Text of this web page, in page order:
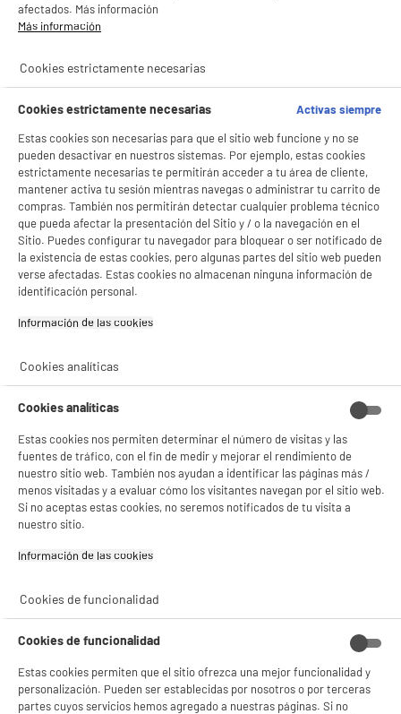
Rechazar todas
BIENVENIDO a ELECTRO
DEPOT
Con el fin de mejorar tu experiencia, y tras tu consentimiento, ELECTRO DEPOT
y sus socios utilizan cookies que procesan tus datos personales para:
- compartir contenido adaptado a tus preferencias
- facilitar el intercambio de contenido en las redes sociales
Consulta la política de cookies.
estadísticas anónimas basadas en tu navegación. Puedes oponerte a su uso
¡Buena visita!
Gestionar cookies
✔ ACEPTAR TODAS
afectados. Más información
Más información
Cookies estrictamente necesarias
Cookies estrictamente necesarias
Activas siempre
Estas cookies son necesarias para que el sitio web funcione y no se
pueden desactivar en nuestros sistemas. Por ejemplo, estas cookies
estrictamente necesarias te permitirán acceder a tu área de cliente,
mantener activa tu sesión mientras navegas o administrar tu carrito de
compras. También nos permitirán detectar cualquier problema técnico
que pueda afectar la presentación del Sitio y / o la navegación en el
Sitio. Puedes configurar tu navegador para bloquear o ser notificado de
la existencia de estas cookies, pero algunas partes del sitio web pueden
verse afectadas. Estas cookies no almacenan ninguna información de
identificación personal.
Información de las cookies‎
Cookies analíticas
Cookies analíticas
Estas cookies nos permiten determinar el número de visitas y las
fuentes de tráfico, con el fin de medir y mejorar el rendimiento de
nuestro sitio web. También nos ayudan a identificar las páginas más /
menos visitadas y a evaluar cómo los visitantes navegan por el sitio web.
Si no aceptas estas cookies, no seremos notificados de tu visita a
nuestro sitio.
Información de las cookies‎
Cookies de funcionalidad
Cookies de funcionalidad
Estas cookies permiten que el sitio ofrezca una mejor funcionalidad y
personalización. Pueden ser establecidas por nosotros o por terceras
partes cuyos servicios hemos agregado a nuestras páginas. Si no